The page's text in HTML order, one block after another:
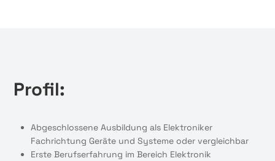
Profil:
Abgeschlossene Ausbildung als Elektroniker
Fachrichtung Geräte und Systeme oder vergleichbar
Erste Berufserfahrung im Bereich Elektronik